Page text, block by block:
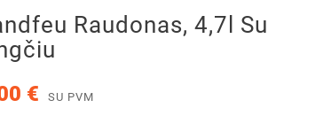
Raudonas, 4,7l Su
€ SU PVM